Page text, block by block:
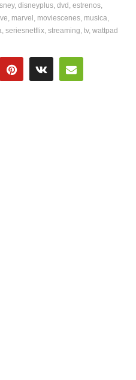
disneyplus dvd estrenos
marvel moviescenes musica
seriesnetflix streaming tv wattpad